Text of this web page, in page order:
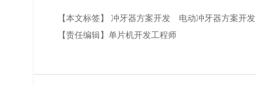
【本文标签】冲牙器方案开发 电动冲牙器方案开发
【责任编辑】单片机开发工程师